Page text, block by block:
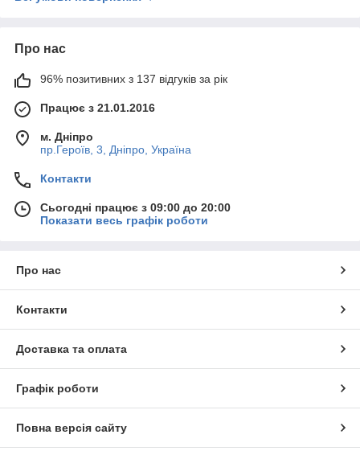
Про нас
96% позитивних з 137 відгуків за рік
Працює з 21.01.2016
м. Дніпро
пр.Героїв, 3, Дніпро, Україна
Контакти
Сьогодні працює з 09:00 до 20:00
Показати весь графік роботи
Про нас
Контакти
Доставка та оплата
Графік роботи
Повна версія сайту